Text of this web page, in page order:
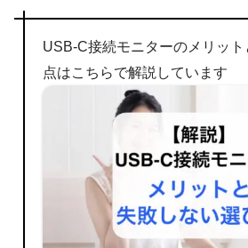
USB-C接続モニターのメリッ
点はこちらで解説しています